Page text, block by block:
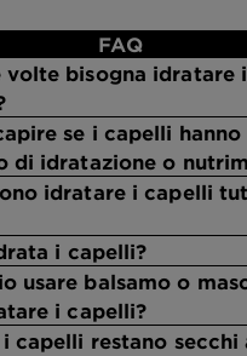
FAQ
volte bisogna idratare i
se i capelli hanno
di idratazione o
idratare i capelli
i capelli?
usare balsamo o
i capelli?
i capelli restano secchi